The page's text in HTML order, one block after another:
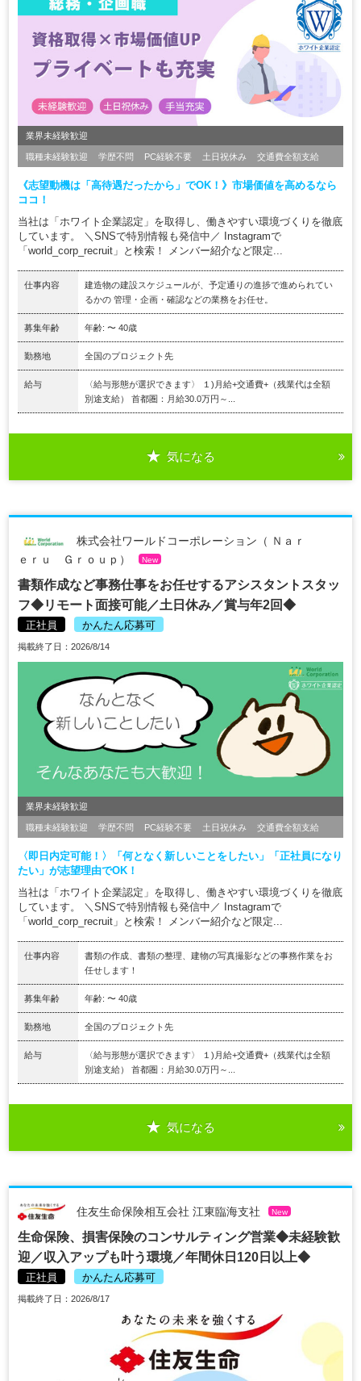
業界未経験歓迎
職種未経験歓迎 学歴不問 PC経験不要 土日祝休み 交通費全額支給
《志望動機は「高待遇だったから」でOK！》市場価値を高めるなら
ココ！
当社は「ホワイト企業認定」を取得し、働きやすい環境づくりを徹底
しています。 ＼SNSで特別情報も発信中／ Instagramで
「world_corp_recruit」と検索！ メンバー紹介など限定...
仕事内容
建造物の建設スケジュールが、予定通りの進捗で進められてい
るかの 管理・企画・確認などの業務をお任せ。
募集年齢 年齢: 〜 40歳
勤務地 全国のプロジェクト先
給与
〈給与形態が選択できます〉 １)月給+交通費+（残業代は全額
別途支給） 首都圏：月給30.0万円～...
気になる
株式会社ワールドコーポレーション（ Ｎａｒ
ｅｒｕ Ｇｒｏｕｐ）
New
書類作成など事務仕事をお任せするアシスタントスタッ
フ◆リモート面接可能／土日休み／賞与年2回◆
正社員 かんたん応募可
掲載終了日：2026/8/14
業界未経験歓迎
職種未経験歓迎 学歴不問 PC経験不要 土日祝休み 交通費全額支給
〈即日内定可能！〉「何となく新しいことをしたい」「正社員になり
たい」が志望理由でOK！
当社は「ホワイト企業認定」を取得し、働きやすい環境づくりを徹底
しています。 ＼SNSで特別情報も発信中／ Instagramで
「world_corp_recruit」と検索！ メンバー紹介など限定...
仕事内容
書類の作成、書類の整理、建物の写真撮影などの事務作業をお
任せします！
募集年齢 年齢: 〜 40歳
勤務地 全国のプロジェクト先
給与
〈給与形態が選択できます〉 １)月給+交通費+（残業代は全額
別途支給） 首都圏：月給30.0万円～...
気になる
住友生命保険相互会社 江東臨海支社 New
生命保険、損害保険のコンサルティング営業◆未経験歓
迎／収入アップも叶う環境／年間休日120日以上◆
正社員 かんたん応募可
掲載終了日：2026/8/17